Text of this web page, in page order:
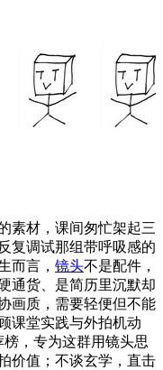
素材，课间匆忙架起三
复调试那组带呼吸感的
而言， 镜头不是配件，
通货、是简历里沉默却
画质，需要轻便但不能
课堂实践与外拍机动
榜，专为这群用镜头思
价值；不谈玄学，直击